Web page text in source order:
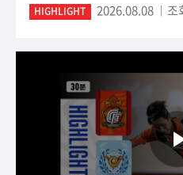
HIGHLIGHT 2026.08.08 조